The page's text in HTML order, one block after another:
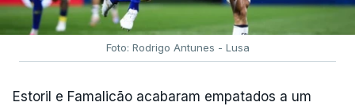
Foto: Rodrigo Antunes - Lusa
Estoril e Famalicão acabaram empatados a um